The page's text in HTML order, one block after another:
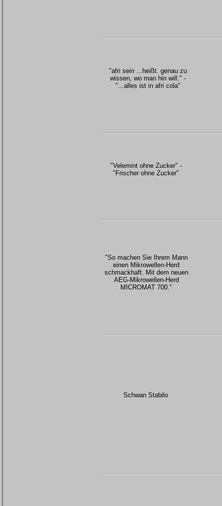
"afri sein ...heißt. genau zu
wissen, wo man hin will." -
"...alles ist in afri cola"
"Velemint ohne Zucker" -
"Frischer ohne Zucker"
"So machen Sie Ihrem Mann
einen Mikrowellen-Herd
schmackhaft. Mit dem neuen
AEG-Mikrowellen-Herd
MICROMAT 700."
Schwan Stabilo